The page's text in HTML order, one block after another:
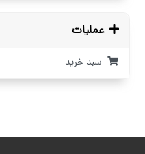
عملیات
سبد خرید